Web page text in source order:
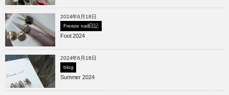
2024年6月18日
Freeze nail日記
Foot 2024
2024年6月18日
blog
Summer 2024